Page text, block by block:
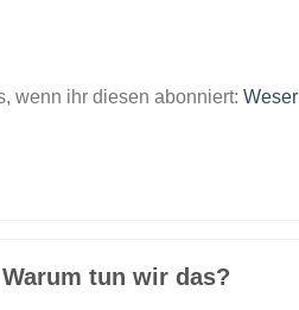
wenn ihr diesen abonniert: Weser
Warum tun wir das?